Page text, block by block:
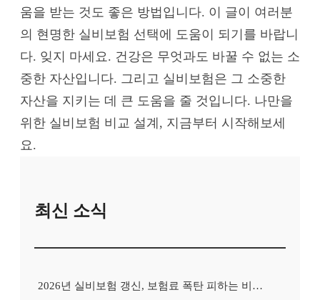
움을 받는 것도 좋은 방법입니다. 이 글이 여러분
의 현명한 실비보험 선택에 도움이 되기를 바랍니
다. 잊지 마세요. 건강은 무엇과도 바꿀 수 없는 소
중한 자산입니다. 그리고 실비보험은 그 소중한
자산을 지키는 데 큰 도움을 줄 것입니다. 나만을
위한 실비보험 비교 설계, 지금부터 시작해보세
요.
최신 소식
2026년 실비보험 갱신, 보험료 폭탄 피하는 비교사이트의 비밀